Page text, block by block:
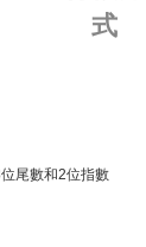
式
尾數和2位指數